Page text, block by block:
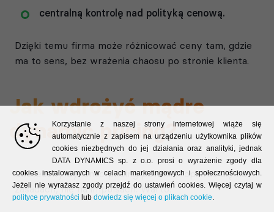
centralną kontrolę nad polityką cenową.
Dzięki temu firma może różnicować ceny tam, gdzie
ma to sens, bez wrażenia chaosu po stronie klienta.
Jak wdrożyć mądre
dynamic pricing?
Skuteczny dynamic pricing powinien opierać się na
zasadach, nie na impulsach. Warto:
Korzystanie z naszej strony internetowej wiąże się
automatycznie z zapisem na urządzeniu użytkownika plików
cookies niezbędnych do jej działania oraz analityki, jednak
DATA DYNAMICS sp. z o.o. prosi o wyrażenie zgody dla
cookies instalowanych w celach marketingowych i społecznościowych.
Jeżeli nie wyrażasz zgody przejdź do ustawień cookies. Więcej czytaj w
polityce prywatności lub dowiedz się więcej o plikach cookie